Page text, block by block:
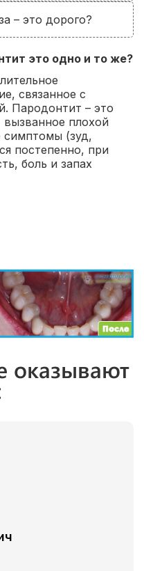
– это дорого?
это одно и то же?
связанное с
Пародонтит – это
вызванное плохой
симптомы (зуд,
постепенно, при
боль и запах
оказывают